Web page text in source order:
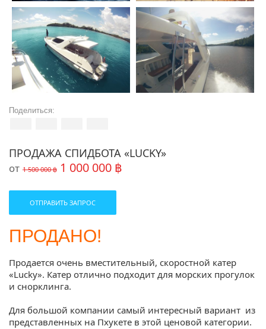
Поделиться:
ПРОДАЖА СПИДБОТА «LUCKY»
от 1 500 000 ฿ 1 000 000 ฿
ОТПРАВИТЬ ЗАПРОС
ПРОДАНО!
Продается очень вместительный, скоростной катер
«Lucky». Катер отлично подходит для морских прогулок
и снорклинга.
Для большой компании самый интересный вариант из
представленных на Пхукете в этой ценовой категории.